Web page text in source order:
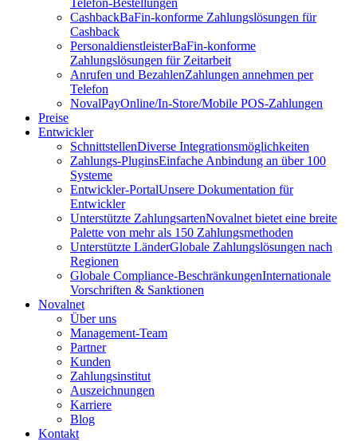
Telefon-Bestellungen
CashbackBaFin-konforme Zahlungslösungen für
Cashback
PersonaldienstleisterBaFin-konforme
Zahlungslösungen für Zeitarbeit
Anrufen und BezahlenZahlungen annehmen per
Telefon
NovalPayOnline/In-Store/Mobile POS-Zahlungen
Preise
Entwickler
SchnittstellenDiverse Integrationsmöglichkeiten
Zahlungs-PluginsEinfache Anbindung an über 100
Systeme
Entwickler-PortalUnsere Dokumentation für
Entwickler
Unterstützte ZahlungsartenNovalnet bietet eine breite
Palette von mehr als 150 Zahlungsmethoden
Unterstützte LänderGlobale Zahlungslösungen nach
Regionen
Globale Compliance-BeschränkungenInternationale
Vorschriften & Sanktionen
Novalnet
Über uns
Management-Team
Partner
Kunden
Zahlungsinstitut
Auszeichnungen
Karriere
Blog
Kontakt